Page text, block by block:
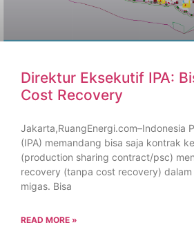
Direktur Eksekutif IPA:
Cost Recovery
Jakarta,RuangEnergi.com–Indonesia
(IPA) memandang bisa saja kontrak
(production sharing contract/psc)
recovery (tanpa cost recovery)
migas. Bisa
READ MORE »